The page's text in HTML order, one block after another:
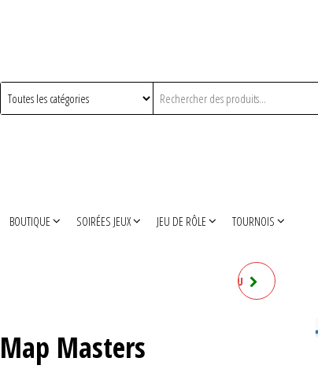
BOUTIQUE SOIRÉES JEUX JEU DE RÔLE TOURNOIS
POKÉMON: NESSECAIRE DU
Map Masters